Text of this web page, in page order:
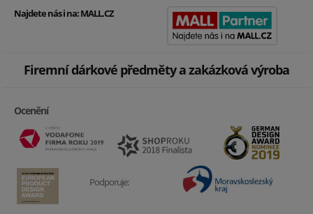
Najdete nás i na:MALL.CZ
Firemní dárkové předměty a zakázková výroba
Ocenění
Podporuje: